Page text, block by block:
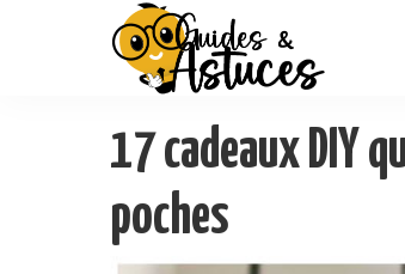
17 cadeaux DIY
poches